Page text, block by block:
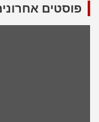
פוסטים